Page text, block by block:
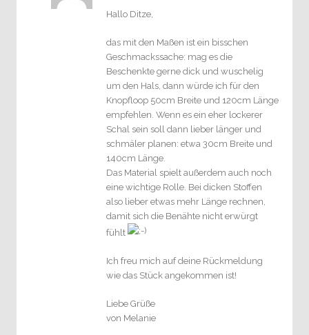
Hallo Ditze,
das mit den Maßen ist ein bisschen
Geschmackssache: mag es die
Beschenkte gerne dick und wuschelig
um den Hals, dann würde ich für den
Knopfloop 50cm Breite und 120cm Länge
empfehlen. Wenn es ein eher lockerer
Schal sein soll dann lieber länger und
schmäler planen: etwa 30cm Breite und
140cm Länge.
Das Material spielt außerdem auch noch
eine wichtige Rolle. Bei dicken Stoffen
also lieber etwas mehr Länge rechnen,
damit sich die Benähte nicht erwürgt
fühlt
Ich freu mich auf deine Rückmeldung
wie das Stück angekommen ist!
Liebe Grüße
von Melanie